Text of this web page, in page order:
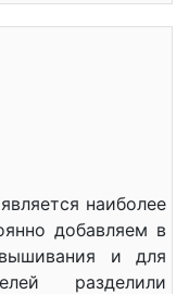
наиболее
добавляем в
и для
разделили